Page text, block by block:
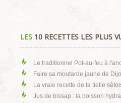
LES 10 RECETTES LES PLUS
Le traditionnel Pot-au-feu à
Faire sa moutarde jaune de
La vraie recette de la tielle
Jus de bissap : la boisson